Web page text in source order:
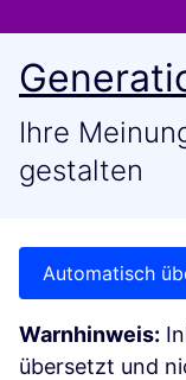
Ihre
gestalten
Automatisch
Warnhinweis:
übersetzt und